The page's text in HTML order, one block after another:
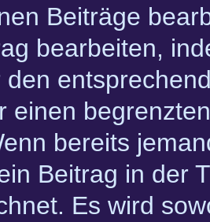
Beiträge
bearbeiten,
den
einen
bereits
Beitrag in der
Es wird